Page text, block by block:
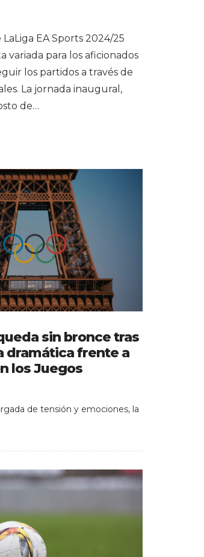
EA Sports 2024/25
variada para los aficionados
los partidos a través de
La jornada inaugural,
de…
sin bronce tras
dramática frente a
los Juegos
de tensión y emociones, la